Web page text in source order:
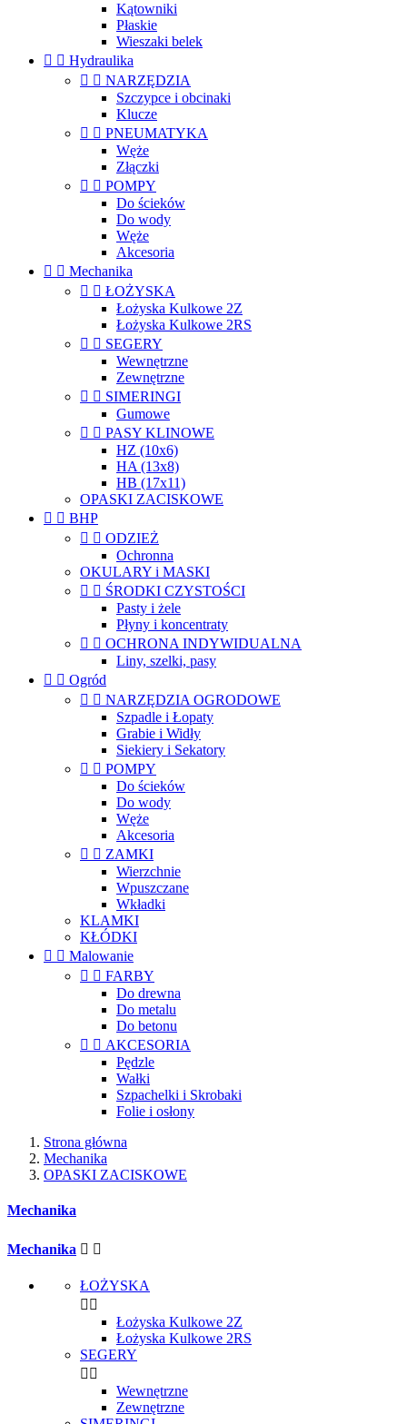
Kątowniki
Płaskie
Wieszaki belek
  Hydraulika
  NARZĘDZIA
Szczypce i obcinaki
Klucze
  PNEUMATYKA
Węże
Złączki
  POMPY
Do ścieków
Do wody
Węże
Akcesoria
  Mechanika
  ŁOŻYSKA
Łożyska Kulkowe 2Z
Łożyska Kulkowe 2RS
  SEGERY
Wewnętrzne
Zewnętrzne
  SIMERINGI
Gumowe
  PASY KLINOWE
HZ (10x6)
HA (13x8)
HB (17x11)
OPASKI ZACISKOWE
  BHP
  ODZIEŻ
Ochronna
OKULARY i MASKI
  ŚRODKI CZYSTOŚCI
Pasty i żele
Płyny i koncentraty
  OCHRONA INDYWIDUALNA
Liny, szelki, pasy
  Ogród
  NARZĘDZIA OGRODOWE
Szpadle i Łopaty
Grabie i Widły
Siekiery i Sekatory
  POMPY
Do ścieków
Do wody
Węże
Akcesoria
  ZAMKI
Wierzchnie
Wpuszczane
Wkładki
KLAMKI
KŁÓDKI
  Malowanie
  FARBY
Do drewna
Do metalu
Do betonu
  AKCESORIA
Pędzle
Wałki
Szpachelki i Skrobaki
Folie i osłony
Strona główna
Mechanika
OPASKI ZACISKOWE
Mechanika
Mechanika  
ŁOŻYSKA
 
Łożyska Kulkowe 2Z
Łożyska Kulkowe 2RS
SEGERY
 
Wewnętrzne
Zewnętrzne